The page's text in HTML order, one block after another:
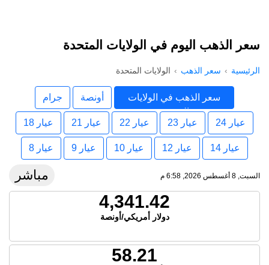
سعر الذهب اليوم في الولايات المتحدة
الرئيسية سعر الذهب الولايات المتحدة
سعر الذهب في الولايات
المتحدة
أونصة جرام
عيار 24 عيار 23 عيار 22 عيار 21 عيار 18
عيار 14 عيار 12 عيار 10 عيار 9 عيار 8
السبت, 8 أغسطس 2026, 6:58 م مباشر
4,341.42
دولار أمريكي/أونصة
58.21